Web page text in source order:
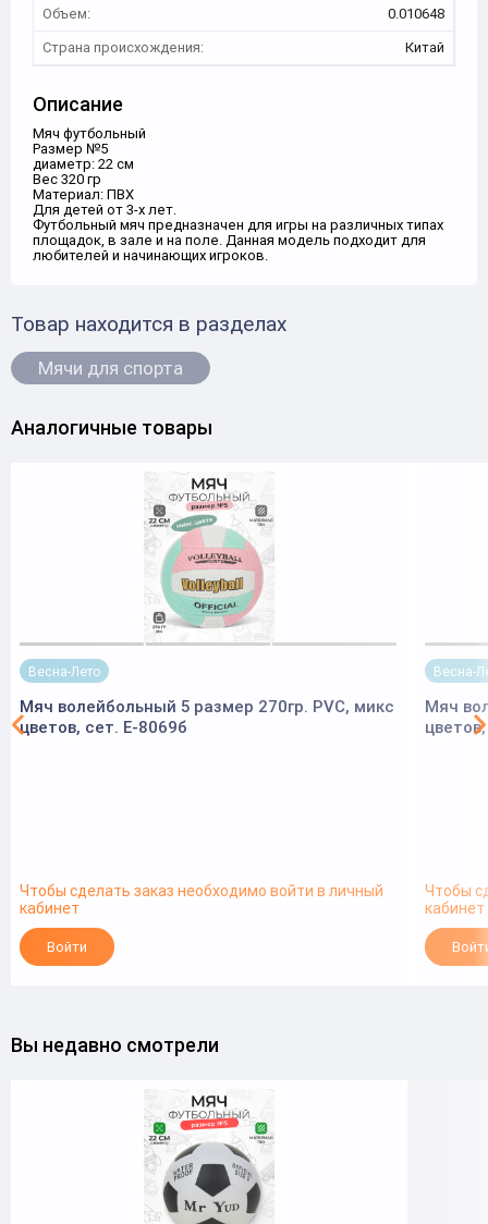
Объем:
0.010648
Страна происхождения:
Китай
Описание
Мяч футбольный
Размер №5
диаметр: 22 см
Вес 320 гр
Материал: ПВХ
Для детей от 3-х лет.
Футбольный мяч предназначен для игры на различных типах
площадок, в зале и на поле. Данная модель подходит для
любителей и начинающих игроков.
Товар находится в разделах
Мячи для спорта
Аналогичные товары
Весна-Лето
Мяч волейбольный 5 размер 270гр. PVC, микс
цветов, сет. Е-8069б
Чтобы сделать заказ необходимо войти в личный
кабинет
Войти
Весна-
Мяч
Чтобы
кабинет
Вы недавно смотрели